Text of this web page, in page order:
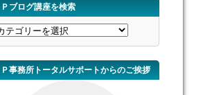
Ｐブログ講座を検索
Ｐ事務所トータルサポートからのご挨拶